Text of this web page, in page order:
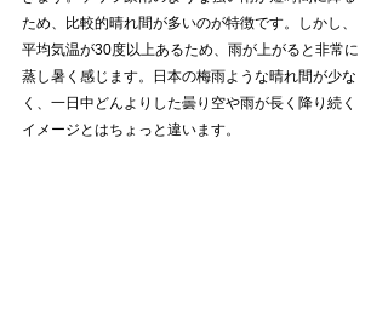
ため、比較的晴れ間が多いのが特徴です。しかし、
平均気温が30度以上あるため、雨が上がると非常に
蒸し暑く感じます。日本の梅雨ような晴れ間が少な
く、一日中どんよりした曇り空や雨が長く降り続く
イメージとはちょっと違います。